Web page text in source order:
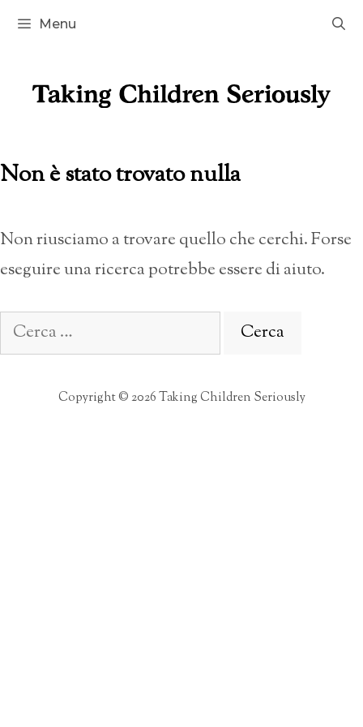
Vai
Menu
Non è stato trovato nulla
Non riusciamo a trovare quello che cerchi. Forse
eseguire una ricerca potrebbe essere di aiuto.
Ricerca
per:
Copyright © 2026 Taking Children Seriously